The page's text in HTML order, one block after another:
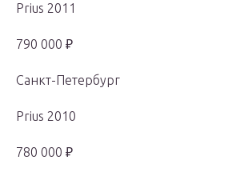
Prius 2011
790 000 ₽
Санкт-Петербург
Prius 2010
780 000 ₽